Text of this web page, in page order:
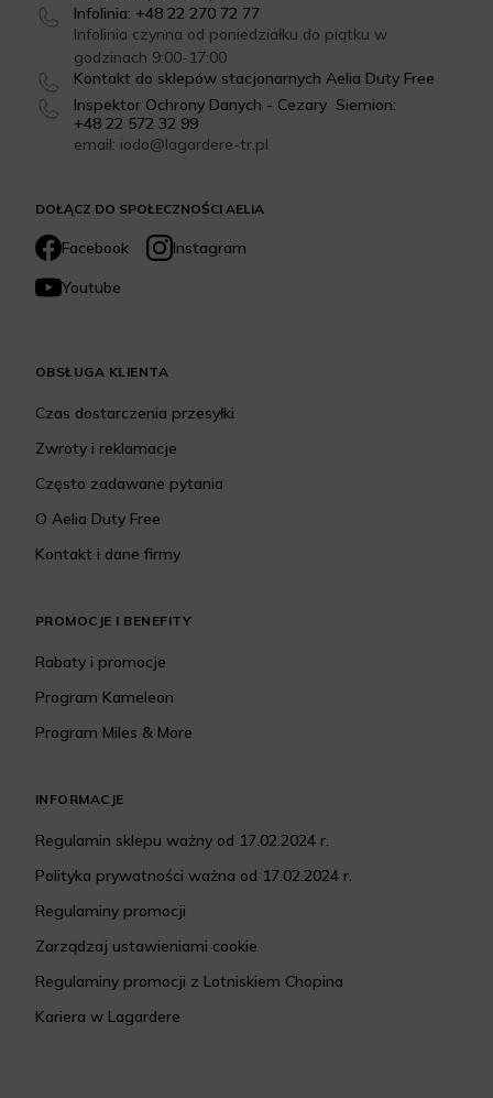
DOŁĄCZ DO SPOŁECZNOŚCI AELIA
Facebook
Instagram
Youtube
Infolinia: +48 22 270 72 77
Infolinia czynna od poniedziałku do piątku w
godzinach 9:00-17:00
Kontakt do sklepów stacjonarnych Aelia Duty Free
Inspektor Ochrony Danych - Cezary Siemion:
+48 22 572 32 99
email: iodo@lagardere-tr.pl
OBSŁUGA KLIENTA
Czas dostarczenia przesyłki
Zwroty i reklamacje
Często zadawane pytania
O Aelia Duty Free
Kontakt i dane firmy
PROMOCJE I BENEFITY
Rabaty i promocje
Program Kameleon
Program Miles & More
INFORMACJE
Regulamin sklepu ważny od 17.02.2024 r.
Polityka prywatności ważna od 17.02.2024 r.
Regulaminy promocji
Zarządzaj ustawieniami cookie
Regulaminy promocji z Lotniskiem Chopina
Kariera w Lagardere